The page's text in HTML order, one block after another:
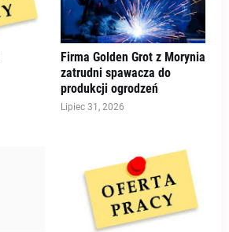
Firma Golden Grot z Morynia
zatrudni spawacza do
produkcji ogrodzeń
Lipiec 31, 2026